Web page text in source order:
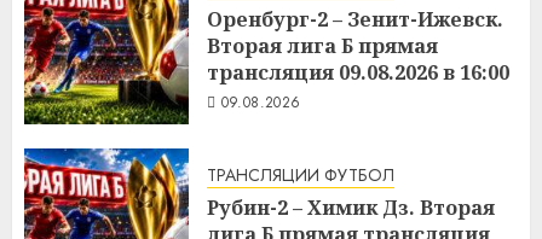
Оренбург-2 – Зенит-Ижевск.
Вторая лига Б прямая
трансляция 09.08.2026 в 16:00
09.08.2026
ТРАНСЛЯЦИИ ФУТБОЛ
Рубин-2 – Химик Дз. Вторая